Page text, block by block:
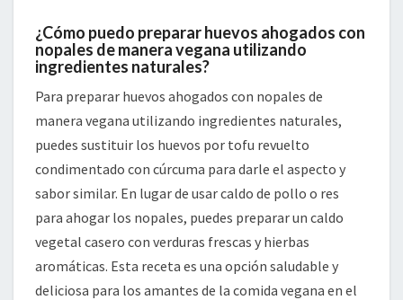
¿Cómo puedo preparar huevos ahogados con
nopales de manera vegana utilizando
ingredientes naturales?
Para preparar huevos ahogados con nopales de
manera vegana utilizando ingredientes naturales,
puedes sustituir los huevos por tofu revuelto
condimentado con cúrcuma para darle el aspecto y
sabor similar. En lugar de usar caldo de pollo o res
para ahogar los nopales, puedes preparar un caldo
vegetal casero con verduras frescas y hierbas
aromáticas. Esta receta es una opción saludable y
deliciosa para los amantes de la comida vegana en el